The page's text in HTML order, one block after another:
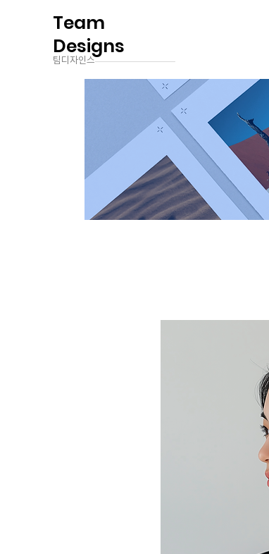
Team
Designs
팀디자인스